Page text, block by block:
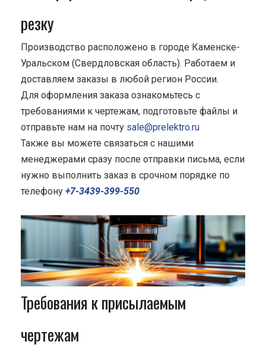
резку
Производство расположено в городе Каменске-
Уральском (Свердловская область). Работаем и
доставляем заказы в любой регион России.
Для оформления заказа ознакомьтесь с
требованиями к чертежам, подготовьте файлы и
отправьте нам на почту sale@prelektro.ru
Также вы можете связаться с нашими
менеджерами сразу после отправки письма, если
нужно выполнить заказ в срочном порядке по
телефону +7-3439-399-550
Требования к присылаемым
чертежам